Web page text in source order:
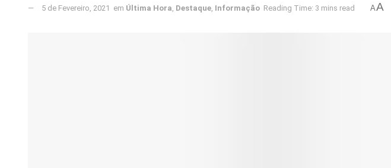
5 de Fevereiro, 2021 em Última Hora, Destaque, Informação Reading Time: 3 mins read AA